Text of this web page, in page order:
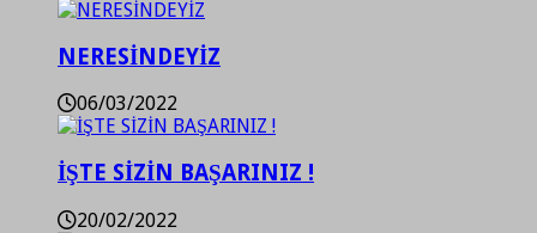
NERESİNDEYİZ
06/03/2022
İŞTE SİZİN BAŞARINIZ !
20/02/2022